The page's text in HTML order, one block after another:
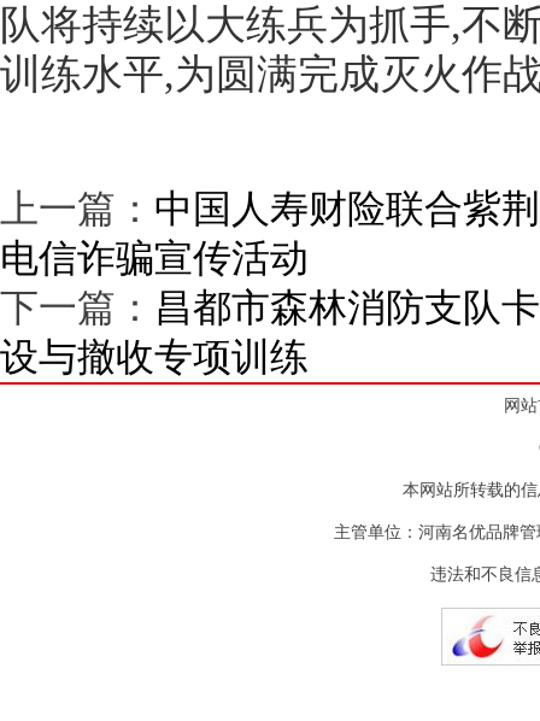
队将持续以大练兵为抓手,不
训练水平,为圆满完成灭火作
上一篇： 中国人寿财险联合紫
电信诈骗宣传活动
下一篇： 昌都市森林消防支队
设与撤收专项训练
网
本网站所转载的
主管单位：河南名优品牌
违法和不良信